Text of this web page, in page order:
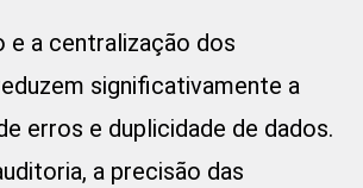
e a centralização dos
significativamente a
erros e duplicidade de dados.
a precisão das